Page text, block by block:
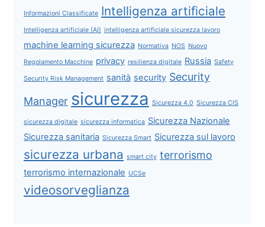
Informazioni Classificate Intelligenza artificiale
Intelligenza artificiale (AI) intelligenza artificiale sicurezza lavoro
machine learning sicurezza Normativa NOS Nuovo
Regolamento Macchine privacy resilienza digitale Russia Safety
Security Risk Management sanità security Security
Manager sicurezza Sicurezza 4.0 Sicurezza CIS
sicurezza digitale sicurezza informatica Sicurezza Nazionale
Sicurezza sanitaria Sicurezza Smart Sicurezza sul lavoro
sicurezza urbana smart city terrorismo
terrorismo internazionale UCSe
videosorveglianza